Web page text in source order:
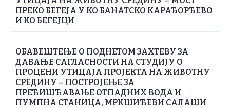
ПРЕКО БЕГЕЈА У КО БАНАТСКО КАРАЂОРЂЕВО
И КО БЕГЕЈЦИ
ОБАВЕШТЕЊЕ О ПОДНЕТОМ ЗАХТЕВУ ЗА
ДАВАЊЕ САГЛАСНОСТИ НА СТУДИЈУ О
ПРОЦЕНИ УТИЦАЈА ПРОЈЕКТА НА ЖИВОТНУ
СРЕДИНУ – ПОСТРОЈЕЊЕ ЗА
ПРЕЋИШЋАВАЊЕ ОТПАДНИХ ВОДА И
ПУМПНА СТАНИЦА, МРКШИЋЕВИ САЛАШИ